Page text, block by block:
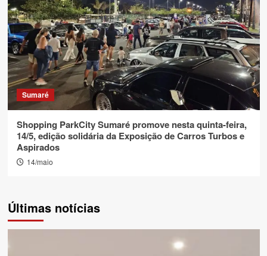
Sumaré
Shopping ParkCity Sumaré promove nesta quinta-feira,
14/5, edição solidária da Exposição de Carros Turbos e
Aspirados
14/maio
Últimas notícias